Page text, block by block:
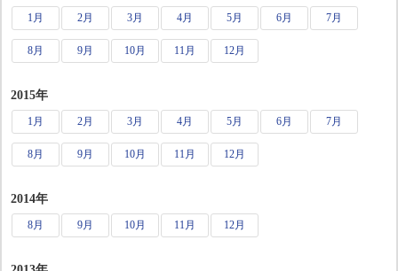
1月 2月 3月 4月 5月 6月 7月
8月 9月 10月 11月 12月
2015年
1月 2月 3月 4月 5月 6月 7月
8月 9月 10月 11月 12月
2014年
8月 9月 10月 11月 12月